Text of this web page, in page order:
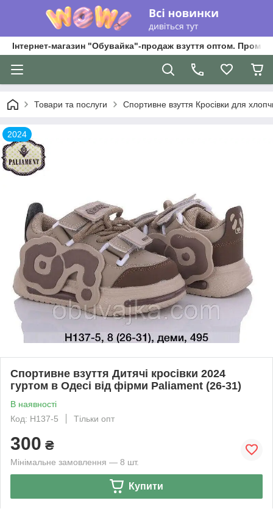
Інтернет-магазин "Обувайка"-продаж взуття оптом.
Товари та послуги Спортивне взуття Кросівки для
2024
Спортивне взуття Дитячі кросівки 2024
гуртом в Одесі від фірми Paliament (26-31)
В наявності
Код: H137-5
Тільки опт
300 ₴
Мінімальне замовлення — 8 шт.
Купити